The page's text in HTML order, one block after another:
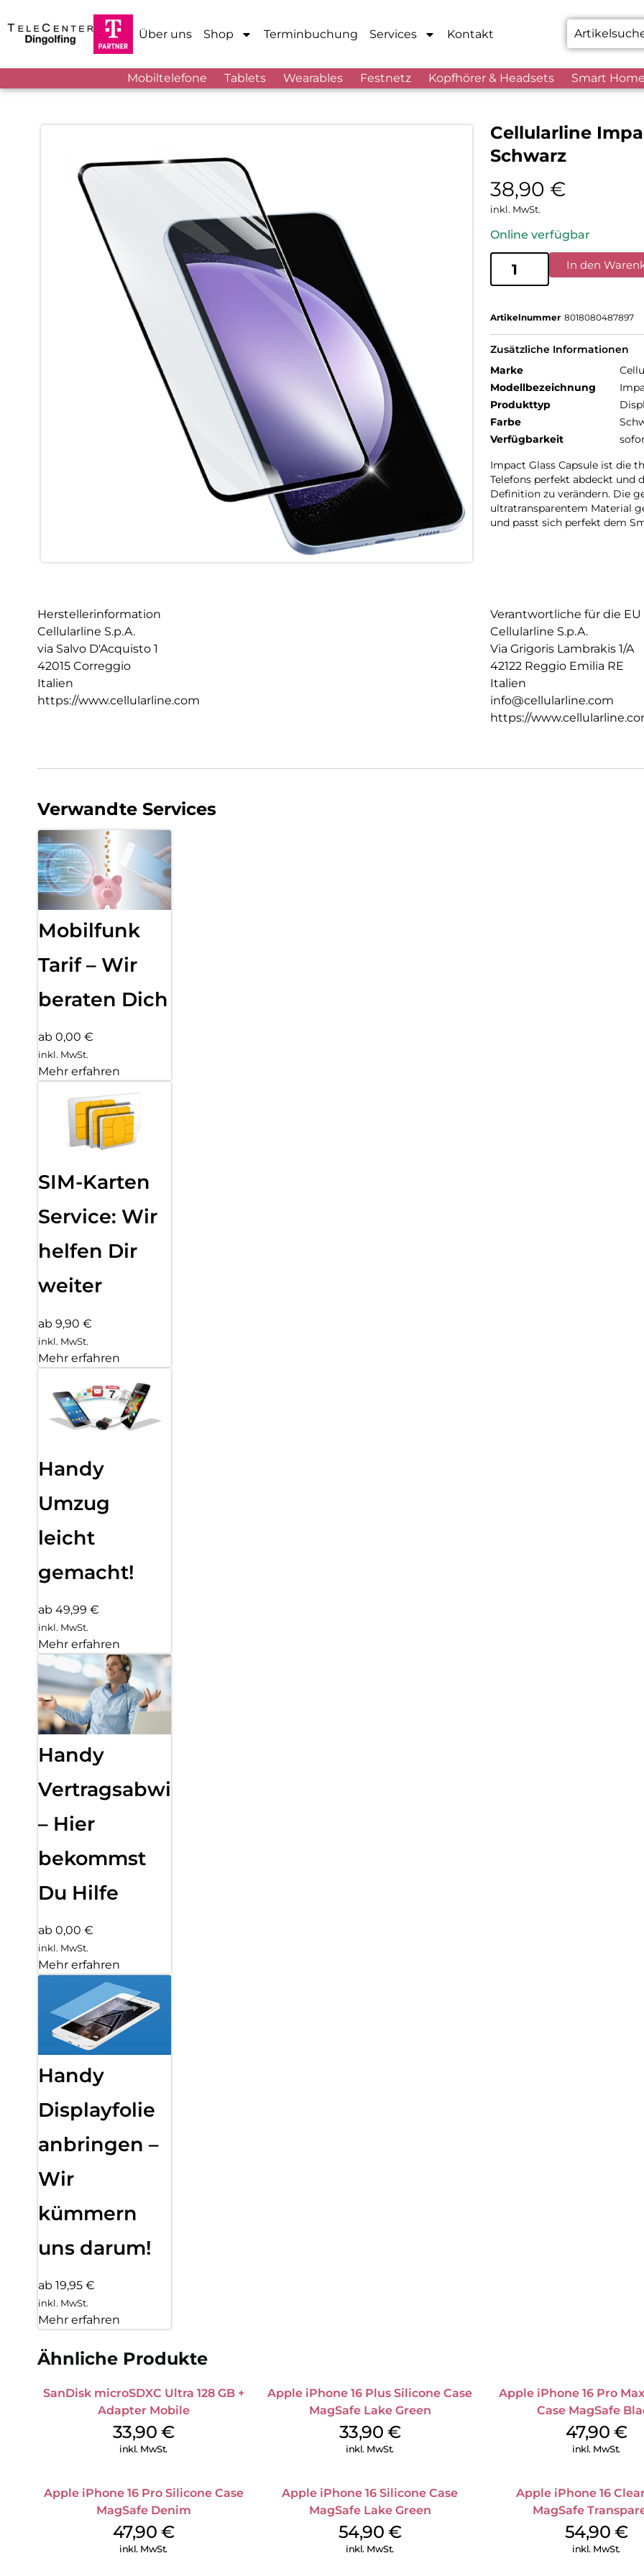
Über uns Shop Terminbuchung Services Kontakt
Mobiltelefone Tablets Wearables Festnetz Kopfhörer & Headsets Smart
Cellularline
Schwarz
38,90 €
inkl. MwSt.
Online verfügbar
In den
Artikelnummer 8018080487897
Zusätzliche Informationen
Marke
Modellbezeichnung
Produkttyp
Farbe
Verfügbarkeit
Impact Glass Capsule ist die
Telefons perfekt abdeckt und
Definition zu verändern. Die
ultratransparentem Material
und passt sich perfekt dem
Herstellerinformation
Cellularline S.p.A.
via Salvo D'Acquisto 1
42015 Correggio
Italien
https://www.cellularline.com
Verantwortliche für die EU
Cellularline S.p.A.
Via Grigoris Lambrakis 1/A
42122 Reggio Emilia RE
Italien
info@cellularline.com
https://
Verwandte Services
Mobilfunk
Tarif – Wir
beraten Dich
ab 0,00 €
inkl. MwSt.
Mehr erfahren
SIM-Karten
Service: Wir
helfen Dir
weiter
ab 9,90 €
inkl. MwSt.
Mehr erfahren
Handy
Umzug
leicht
gemacht!
ab 49,99 €
inkl. MwSt.
Mehr erfahren
Handy
Vertragsabwicklung
– Hier
bekommst
Du Hilfe
ab 0,00 €
inkl. MwSt.
Mehr erfahren
Handy
Displayfolie
anbringen –
Wir
kümmern
uns darum!
ab 19,95 €
inkl. MwSt.
Mehr erfahren
Ähnliche Produkte
SanDisk microSDXC Ultra 128 GB +
Adapter Mobile
33,90 €
inkl. MwSt.
Apple iPhone 16 Plus Silicone Case
MagSafe Lake Green
33,90 €
inkl. MwSt.
Apple iPhone 16 Pro
Case MagSafe
47,90 €
inkl. MwSt.
Apple iPhone 16 Pro Silicone Case
MagSafe Denim
47,90 €
inkl. MwSt.
Apple iPhone 16 Silicone Case
MagSafe Lake Green
54,90 €
inkl. MwSt.
Apple iPhone 16
MagSafe
54,90 €
inkl. MwSt.